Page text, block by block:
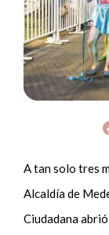
A tan solo tres
Alcaldía de
Ciudadana